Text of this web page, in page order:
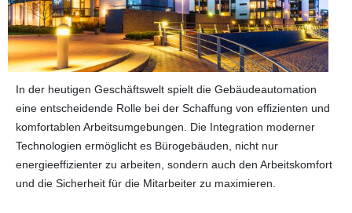
In der heutigen Geschäftswelt spielt die Gebäudeautomation
eine entscheidende Rolle bei der Schaffung von effizienten und
komfortablen Arbeitsumgebungen. Die Integration moderner
Technologien ermöglicht es Bürogebäuden, nicht nur
energieeffizienter zu arbeiten, sondern auch den Arbeitskomfort
und die Sicherheit für die Mitarbeiter zu maximieren.